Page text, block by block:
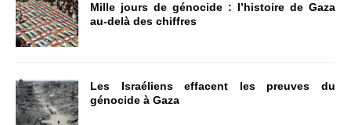
Mille jours de génocide : l’histoire de Gaza
au-delà des chiffres
Les Israéliens effacent les preuves du
génocide à Gaza